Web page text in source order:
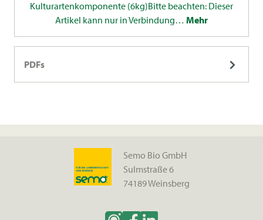
Kulturartenkomponente (6kg)Bitte beachten: Dieser
Artikel kann nur in Verbindung… Mehr
PDFs
Semo Bio GmbH
Sulmstraße 6
74189 Weinsberg